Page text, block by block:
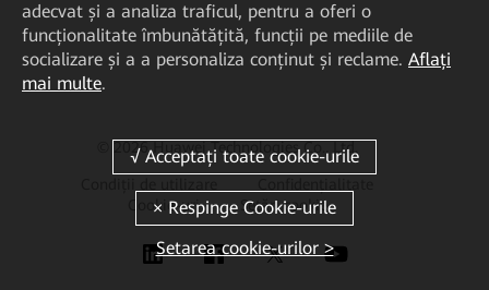
© 2026 Huawei Technologies Co., Ltd.
Cookie-uri
Setări cookie
adecvat și a analiza traficul, pentru a oferi o
funcționalitate îmbunătățită, funcții pe mediile de
socializare și a a personaliza conținut și reclame. Aflați
mai multe.
Setarea cookie-urilor >